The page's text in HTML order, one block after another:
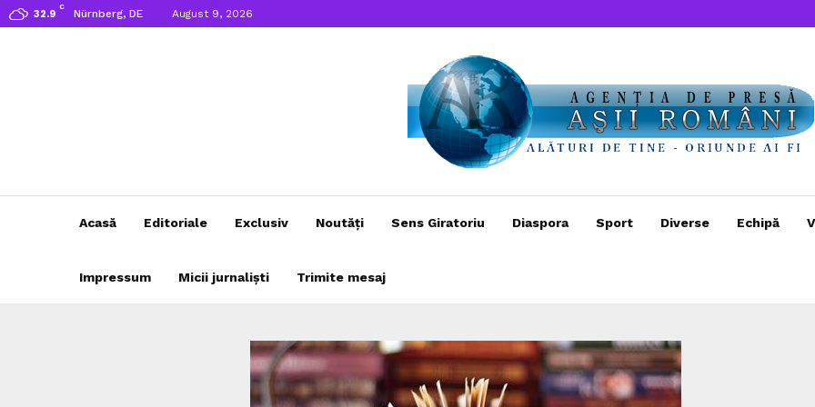
32.9
C
Nürnberg, DE August 9, 2026
Acasă Editoriale Exclusiv Noutăți Sens Giratoriu Diaspora Sport Diverse Echipă
Impressum Micii jurnaliști Trimite mesaj